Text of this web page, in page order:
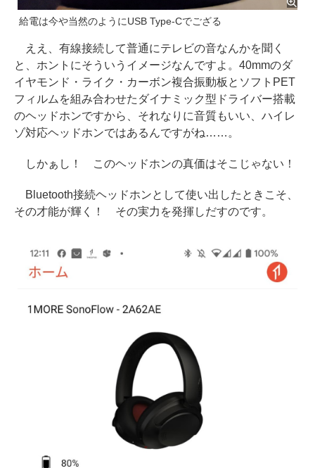
給電は今や当然のようにUSB Type-Cでござる
ええ、有線接続して普通にテレビの音なんかを聞く
と、ホントにそういうイメージなんですよ。40mmのダ
イヤモンド・ライク・カーボン複合振動板とソフトPET
フィルムを組み合わせたダイナミック型ドライバー搭載
のヘッドホンですから、それなりに音質もいい、ハイレ
ゾ対応ヘッドホンではあるんですがね……。
しかぁし！ このヘッドホンの真価はそこじゃない！
Bluetooth接続ヘッドホンとして使い出したときこそ、
その才能が輝く！ その実力を発揮しだすのです。